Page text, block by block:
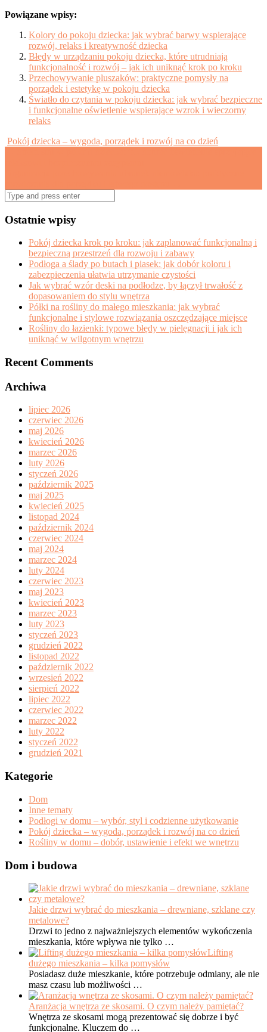
Powiązane wpisy:
Kolory do pokoju dziecka: jak wybrać barwy wspierające
rozwój, relaks i kreatywność dziecka
Błędy w urządzaniu pokoju dziecka, które utrudniają
funkcjonalność i rozwój – jak ich uniknąć krok po kroku
Przechowywanie pluszaków: praktyczne pomysły na
porządek i estetykę w pokoju dziecka
Światło do czytania w pokoju dziecka: jak wybrać bezpieczne
i funkcjonalne oświetlenie wspierające wzrok i wieczorny
relaks
Pokój dziecka – wygoda, porządek i rozwój na co dzień
Search
for:
Ostatnie wpisy
Pokój dziecka krok po kroku: jak zaplanować funkcjonalną i
bezpieczną przestrzeń dla rozwoju i zabawy
Podłoga a ślady po butach i piasek: jak dobór koloru i
zabezpieczenia ułatwia utrzymanie czystości
Jak wybrać wzór deski na podłodze, by łączył trwałość z
dopasowaniem do stylu wnętrza
Półki na rośliny do małego mieszkania: jak wybrać
funkcjonalne i stylowe rozwiązania oszczędzające miejsce
Rośliny do łazienki: typowe błędy w pielęgnacji i jak ich
uniknąć w wilgotnym wnętrzu
Recent Comments
Archiwa
lipiec 2026
czerwiec 2026
maj 2026
kwiecień 2026
marzec 2026
luty 2026
styczeń 2026
październik 2025
maj 2025
kwiecień 2025
listopad 2024
październik 2024
czerwiec 2024
maj 2024
marzec 2024
luty 2024
czerwiec 2023
maj 2023
kwiecień 2023
marzec 2023
luty 2023
styczeń 2023
grudzień 2022
listopad 2022
październik 2022
wrzesień 2022
sierpień 2022
lipiec 2022
czerwiec 2022
marzec 2022
luty 2022
styczeń 2022
grudzień 2021
Kategorie
Dom
Inne tematy
Podłogi w domu – wybór, styl i codzienne użytkowanie
Pokój dziecka – wygoda, porządek i rozwój na co dzień
Rośliny w domu – dobór, ustawienie i efekt we wnętrzu
Dom i budowa
Jakie drzwi wybrać do mieszkania – drewniane, szklane czy
metalowe?
Drzwi to jedno z najważniejszych elementów wykończenia
mieszkania, które wpływa nie tylko …
Lifting
dużego mieszkania – kilka pomysłów
Posiadasz duże mieszkanie, które potrzebuje odmiany, ale nie
masz czasu lub możliwości …
Aranżacja wnętrza ze skosami. O czym należy pamiętać?
Wnętrza ze skosami mogą prezentować się dobrze i być
funkcjonalne. Kluczem do …